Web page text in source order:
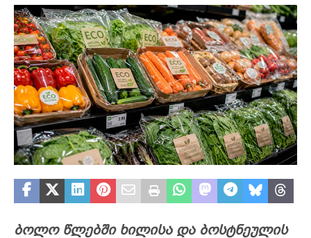
ბოლო წლებში ხილისა და ბოსტნეულის